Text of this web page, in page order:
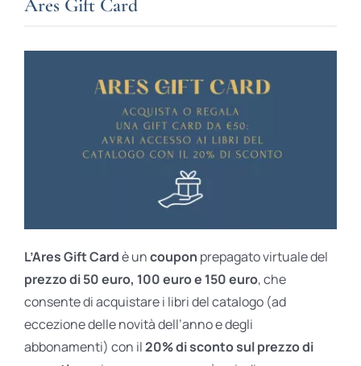
Ares Gift Card
L’Ares Gift Cardè uncoupon prepagato virtuale del
prezzo di 50 euro, 100 euro e 150 euro, che
consente di acquistare i libri del catalogo (ad
eccezione delle novità dell’anno e degli
abbonamenti) con il20% di sconto sul prezzo di